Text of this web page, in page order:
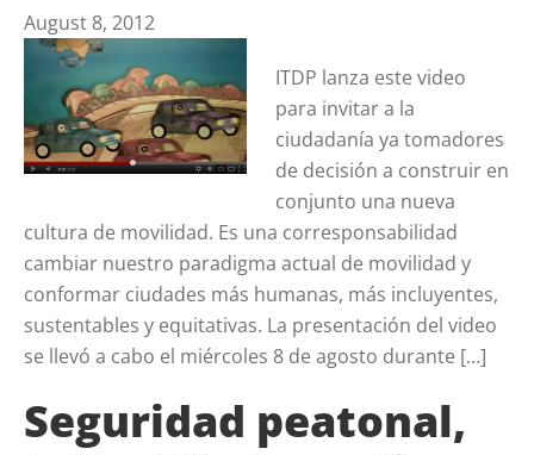
August 8, 2012
ITDP lanza este video
para invitar a la
ciudadanía ya tomadores
de decisión a construir en
conjunto una nueva
cultura de movilidad. Es una corresponsabilidad
cambiar nuestro paradigma actual de movilidad y
conformar ciudades más humanas, más incluyentes,
sustentables y equitativas. La presentación del video
se llevó a cabo el miércoles 8 de agosto durante […]
Seguridad peatonal,